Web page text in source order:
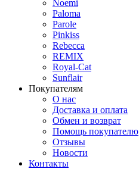
Noemi
Paloma
Parole
Pinkiss
Rebecca
REMIX
Royal-Cat
Sunflair
Покупателям
О нас
Доставка и оплата
Обмен и возврат
Помощь покупателю
Отзывы
Новости
Контакты